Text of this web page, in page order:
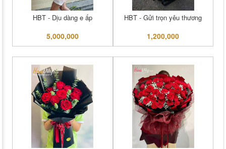
HBT - Dịu dàng e ấp
5,000,000
HBT - Gửi trọn yêu thương
1,200,000